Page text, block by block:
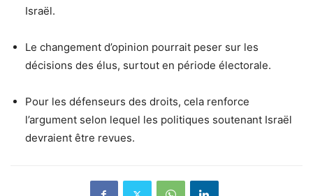
Israël.
Le changement d’opinion pourrait peser sur les
décisions des élus, surtout en période électorale.
Pour les défenseurs des droits, cela renforce
l’argument selon lequel les politiques soutenant Israël
devraient être revues.